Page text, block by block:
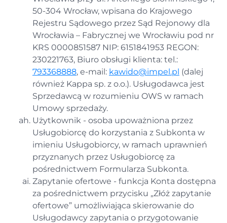
50-304 Wrocław, wpisana do Krajowego
Rejestru Sądowego przez Sąd Rejonowy dla
Wrocławia – Fabrycznej we Wrocławiu pod nr
KRS 0000851587 NIP: 6151841953 REGON:
230221763, Biuro obsługi klienta: tel.:
793368888, e-mail: kawido@impel.pl (dalej
również Kappa sp. z o.o.). Usługodawca jest
Sprzedawcą w rozumieniu OWS w ramach
Umowy sprzedaży.
Użytkownik - osoba upoważniona przez
Usługobiorcę do korzystania z Subkonta w
imieniu Usługobiorcy, w ramach uprawnień
przyznanych przez Usługobiorcę za
pośrednictwem Formularza Subkonta.
Zapytanie ofertowe - funkcja Konta dostępna
za pośrednictwem przycisku „Złóż zapytanie
ofertowe” umożliwiająca skierowanie do
Usługodawcy zapytania o przygotowanie